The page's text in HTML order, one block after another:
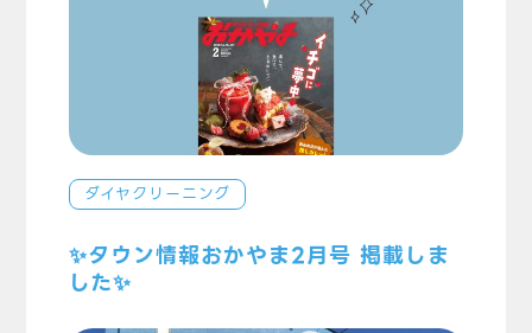
ダイヤクリーニング
✨タウン情報おかやま2月号 掲載しま
した✨